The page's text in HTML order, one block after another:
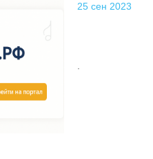
25 сен 2023